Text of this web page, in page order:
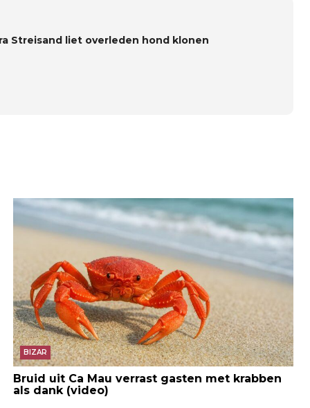
Streisand liet overleden hond klonen
BIZAR
Bruid uit Ca Mau verrast gasten met krabben
als dank (video)